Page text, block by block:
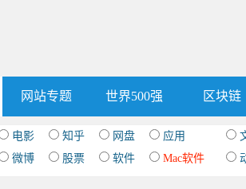
网站专题 世界500强 区块链
电影 知乎 网盘 应用
微博 股票 软件 Mac软件